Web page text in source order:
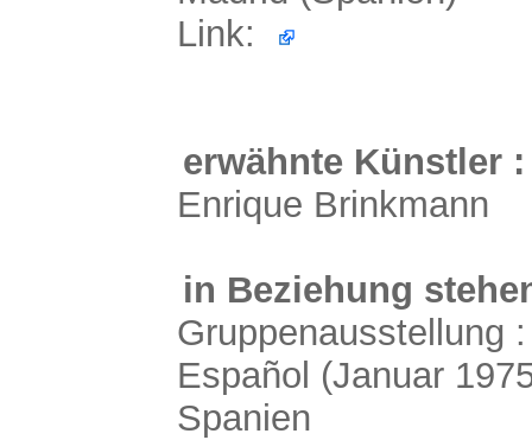
Link:
erwähnte Künstler :
Enrique Brinkmann
in Beziehung
Gruppenausstellung
Español (Januar
Spanien